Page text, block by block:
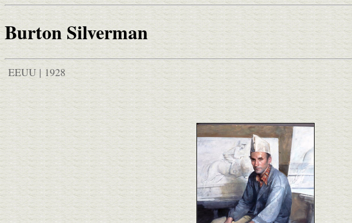
Burton Silverman
EEUU | 1928